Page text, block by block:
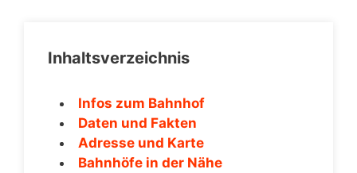
Inhaltsverzeichnis
Infos zum Bahnhof
Daten und Fakten
Adresse und Karte
Bahnhöfe in der Nähe